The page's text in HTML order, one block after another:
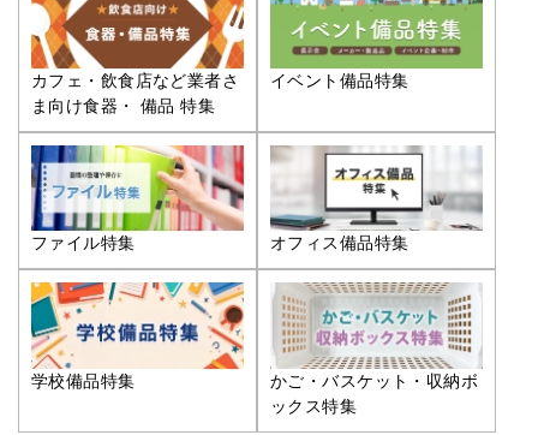
カフェ・飲食店など業者さ
ま向け食器・ 備品 特集
イベント備品特集
ファイル特集 オフィス備品特集
学校備品特集
かご・バスケット・収納ボ
ックス特集